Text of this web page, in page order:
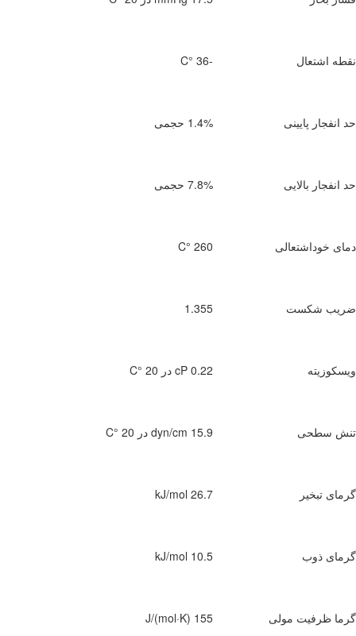
پایینی
بالایی
شکست 1.355
ذوب
مولی